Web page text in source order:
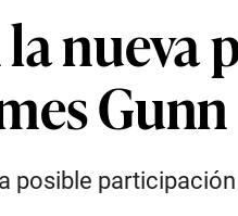
nueva
Gunn
participación